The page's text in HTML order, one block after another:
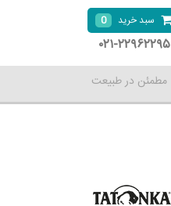
سبد خرید 0
۰۲۱-۲۲۹۶۲۲۹۵
مطمئن در طبیعت